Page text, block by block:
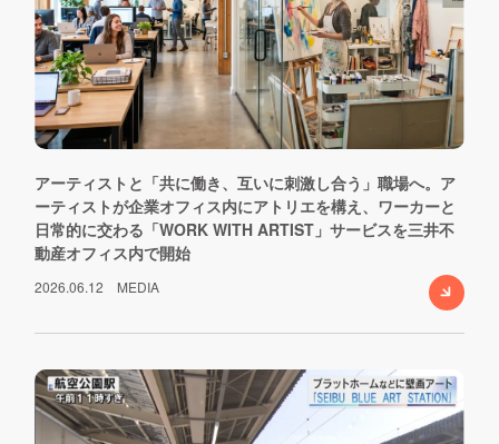
アーティストと「共に働き、互いに刺激し合う」職場へ。ア
ーティストが企業オフィス内にアトリエを構え、ワーカーと
日常的に交わる「WORK WITH ARTIST」サービスを三井不
動産オフィス内で開始
2026.06.12 MEDIA